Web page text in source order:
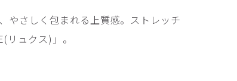
やさしく包まれる上質感。ストレッチ
リュクス)」。